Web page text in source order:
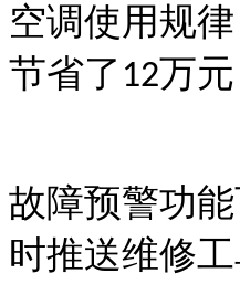
空调使用规
节省了 12万
故障预警功
时推送维修